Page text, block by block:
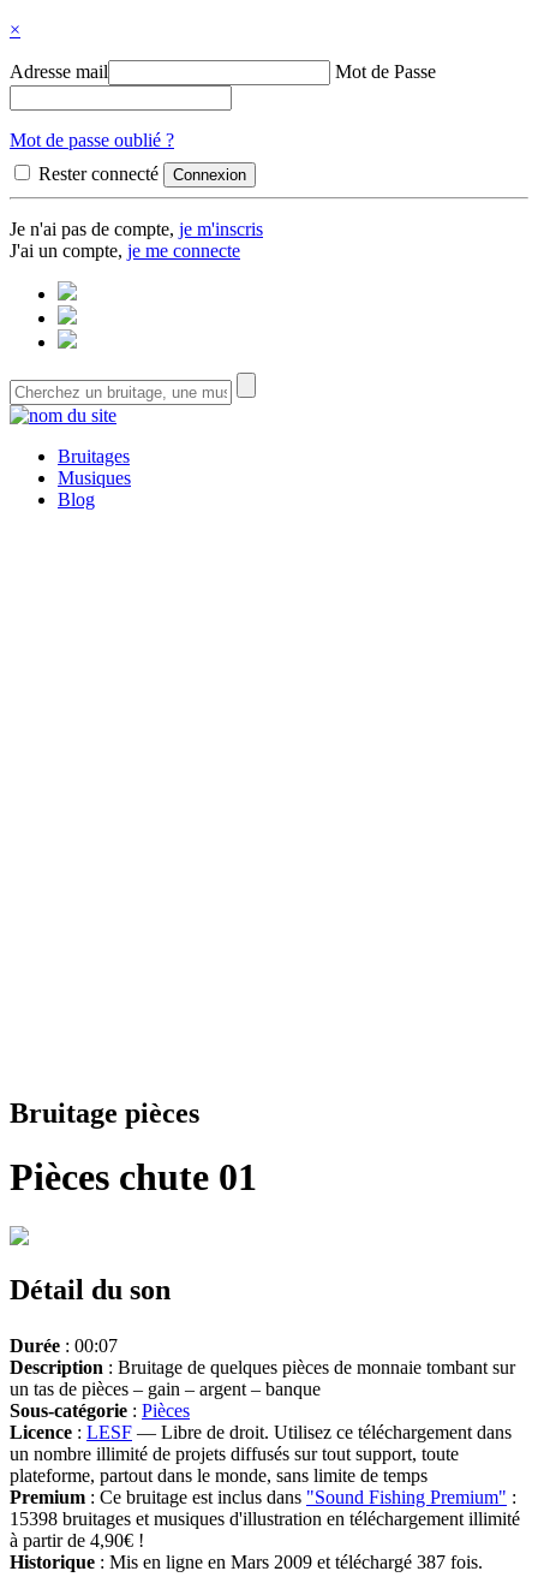
×
Adresse mail Mot de Passe
Mot de passe oublié ?
Rester connecté
Je n'ai pas de compte, je m'inscris
J'ai un compte, je me connecte
Bruitages
Musiques
Blog
Bruitage pièces
Pièces chute 01
Détail du son
Durée : 00:07
Description : Bruitage de quelques pièces de monnaie tombant sur
un tas de pièces – gain – argent – banque
Sous-catégorie : Pièces
Licence : LESF — Libre de droit. Utilisez ce téléchargement dans
un nombre illimité de projets diffusés sur tout support, toute
plateforme, partout dans le monde, sans limite de temps
Premium : Ce bruitage est inclus dans "Sound Fishing Premium" :
15398 bruitages et musiques d'illustration en téléchargement illimité
à partir de 4,90€ !
Historique : Mis en ligne en Mars 2009 et téléchargé 387 fois.